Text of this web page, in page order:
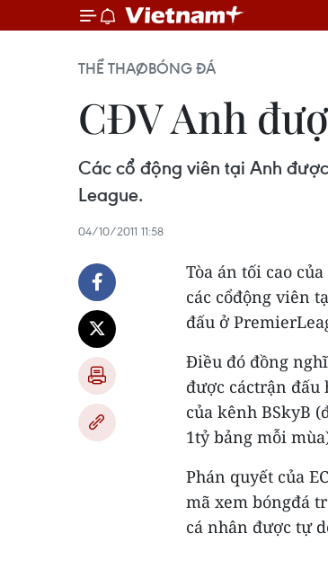
THỂ THAOBÓNG ĐÁ
CĐV Anh
Các cổ động viên tại Anh
League.
04/10/2011 11:58
Tòa án tối cao
các cổđộng viên
đấu ở
Điều đó đồng
được cáctrận đấu
của kênh BSkyB
1tỷ bảng mỗi
Phán quyết của
mã xem bóngđá
cá nhân được tự